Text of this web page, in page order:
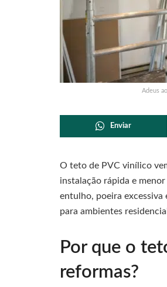
Adeus
Enviar
O teto de PVC vinílico
instalação rápida e
entulho, poeira excessiva
para ambientes
Por que o
reformas?